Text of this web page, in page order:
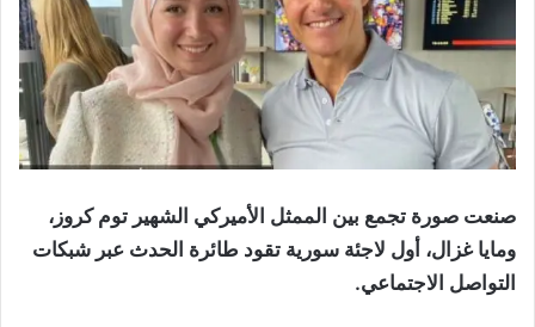
صنعت صورة تجمع بين الممثل الأميركي الشهير توم كروز،
ومايا غزال، أول لاجئة سورية تقود طائرة الحدث عبر شبكات
التواصل الاجتماعي.